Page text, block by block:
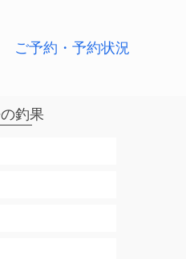
ご予約・予約状況
釣果